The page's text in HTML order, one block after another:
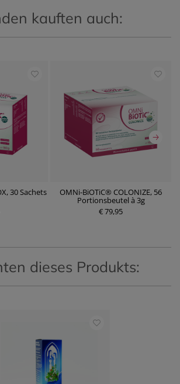
kauften auch:
30 Sachets OMNi-BiOTiC® COLONIZE, 56
Portionsbeutel à 3g
€ 79,95
dieses Produkts: